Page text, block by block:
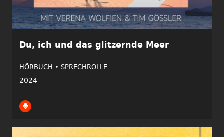
Du, ich und das glitzernde Meer
HÖRBUCH • SPRECHROLLE
2024